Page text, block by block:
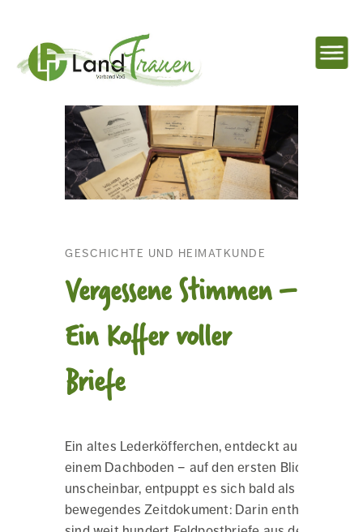
Landfrauenverband
Ostbelgien
GESCHICHTE UND HEIMATKUNDE
Vergessene Stimmen –
Ein Koffer voller
Briefe
Ein altes Lederköfferchen, entdeckt auf
einem Dachboden – auf den ersten Blick
unscheinbar, entpuppt es sich bald als
bewegendes Zeitdokument: Darin enthalten